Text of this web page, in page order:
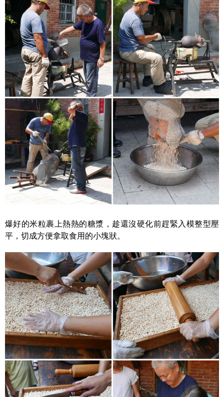
爆好的米粒裹上熱熱的糖漿，趁還沒硬化前趕緊入模整型壓
平，切成方便拿取食用的小塊狀。